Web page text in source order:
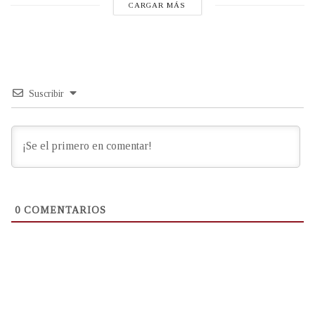
CARGAR MÁS
Suscribir
0 COMENTARIOS